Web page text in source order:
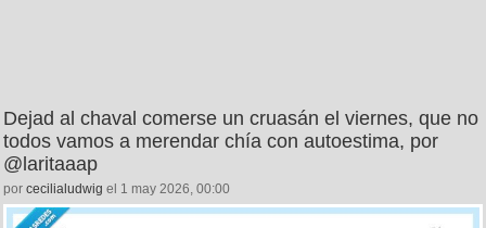
Dejad al chaval comerse un cruasán el viernes, que no
todos vamos a merendar chía con autoestima, por
@laritaaap
por cecilialudwig el 1 may 2026, 00:00